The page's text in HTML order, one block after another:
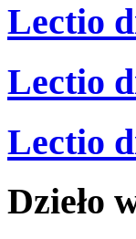
Lectio
Lectio
Lectio
Dzieło